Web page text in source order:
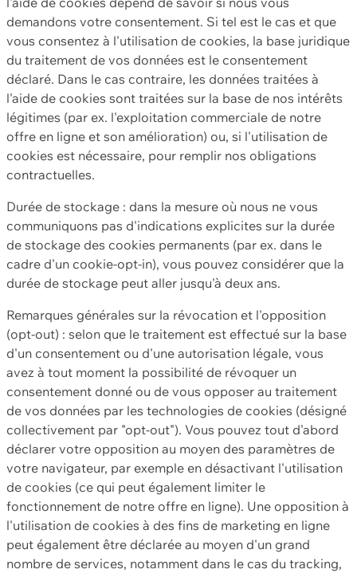
demandons votre consentement. Si tel est le cas et que
vous consentez à l'utilisation de cookies, la base juridique
du traitement de vos données est le consentement
déclaré. Dans le cas contraire, les données traitées à
l'aide de cookies sont traitées sur la base de nos intérêts
légitimes (par ex. l'exploitation commerciale de notre
offre en ligne et son amélioration) ou, si l'utilisation de
cookies est nécessaire, pour remplir nos obligations
contractuelles.
Durée de stockage : dans la mesure où nous ne vous
communiquons pas d'indications explicites sur la durée
de stockage des cookies permanents (par ex. dans le
cadre d'un cookie-opt-in), vous pouvez considérer que la
durée de stockage peut aller jusqu'à deux ans.
Remarques générales sur la révocation et l'opposition
(opt-out) : selon que le traitement est effectué sur la base
d'un consentement ou d'une autorisation légale, vous
avez à tout moment la possibilité de révoquer un
consentement donné ou de vous opposer au traitement
de vos données par les technologies de cookies (désigné
collectivement par "opt-out"). Vous pouvez tout d'abord
déclarer votre opposition au moyen des paramètres de
votre navigateur, par exemple en désactivant l'utilisation
de cookies (ce qui peut également limiter le
fonctionnement de notre offre en ligne). Une opposition à
l'utilisation de cookies à des fins de marketing en ligne
peut également être déclarée au moyen d'un grand
nombre de services, notamment dans le cas du tracking,